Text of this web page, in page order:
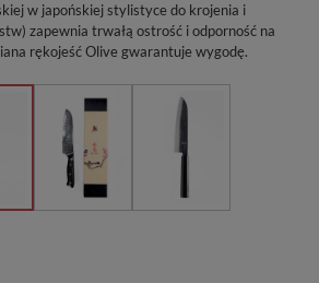
w japońskiej stylistyce do krojenia i
zapewnia trwałą ostrość i odporność na
rękojeść Olive gwarantuje wygodę.